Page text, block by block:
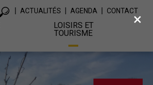
ACTUALITÉS AGENDA CONTACT
LOISIRS ET
TOURISME
×